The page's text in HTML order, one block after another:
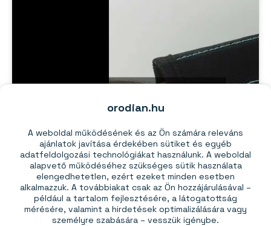
orodian.hu
A weboldal működésének és az Ön számára releváns
ajánlatok javítása érdekében sütiket és egyéb
adatfeldolgozási technológiákat használunk. A weboldal
alapvető működéséhez szükséges sütik használata
elengedhetetlen, ezért ezeket minden esetben
alkalmazzuk. A továbbiakat csak az Ön hozzájárulásával –
például a tartalom fejlesztésére, a látogatottság
mérésére, valamint a hirdetések optimalizálására vagy
személyre szabására – vesszük igénybe.
Youtube engedélyezéséhez
Elfogadom